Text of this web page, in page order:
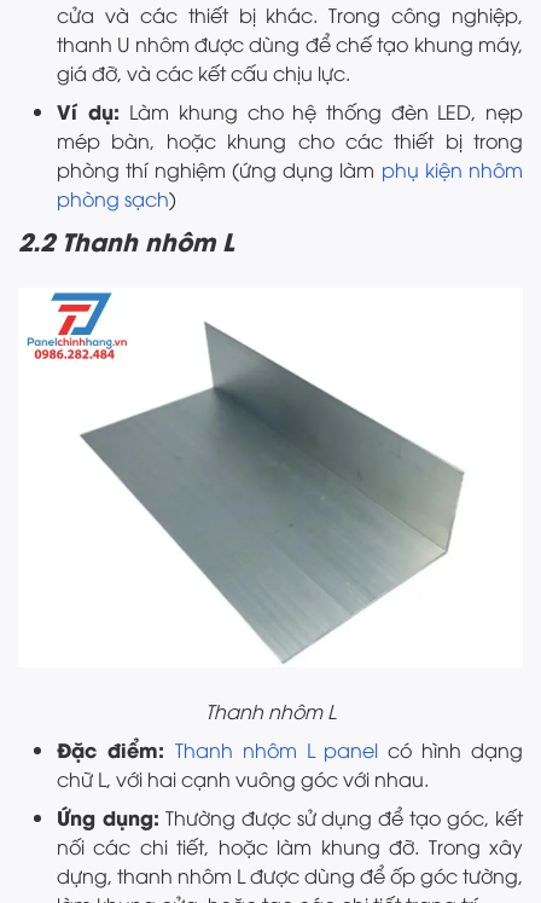
cửa và các thiết bị khác. Trong công nghiệp,
thanh U nhôm được dùng để chế tạo khung máy,
giá đỡ, và các kết cấu chịu lực.
Ví dụ: Làm khung cho hệ thống đèn LED, nẹp
mép bàn, hoặc khung cho các thiết bị trong
phòng thí nghiệm (ứng dụng làm phụ kiện nhôm
phòng sạch)
2.2 Thanh nhôm L
Thanh nhôm L
Đặc điểm: Thanh nhôm L panel có hình dạng
chữ L, với hai cạnh vuông góc với nhau.
Ứng dụng: Thường được sử dụng để tạo góc, kết
nối các chi tiết, hoặc làm khung đỡ. Trong xây
dựng, thanh nhôm L được dùng để ốp góc tường,